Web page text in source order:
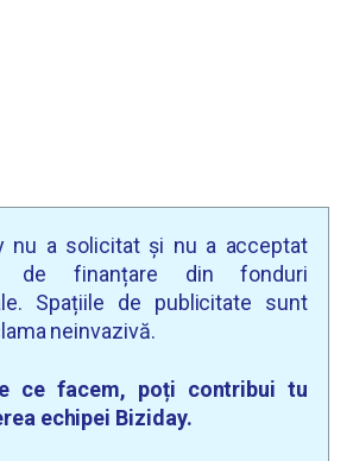
nu a solicitat și nu a acceptat
de finanțare din fonduri
Spațiile de publicitate sunt
neinvazivă.
ce facem, poți contribui tu
echipei Biziday.